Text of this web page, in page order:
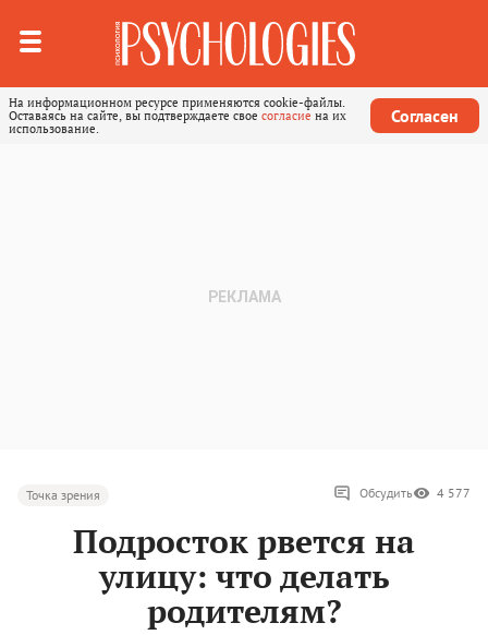
На информационном ресурсе применяются cookie-файлы.
Оставаясь на сайте, вы подтверждаете свое согласие на их
использование.
Согласен
Точка зрения Обсудить 4 577
Подросток рвется на
улицу: что делать
родителям?